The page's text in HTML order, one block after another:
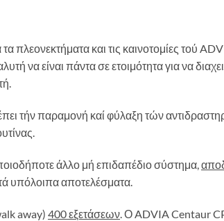
και τις καινοτομίες τού
να είναι πάντα σε ετοιμότητα για να
τήν παραμονή καί φύλαξη τών
άλλο μή επιδαπέδιο σύστημα,
υπόλοιπα αποτελέσματα.
away) 400 εξετάσεων. Ο ADVIA Centaur CP